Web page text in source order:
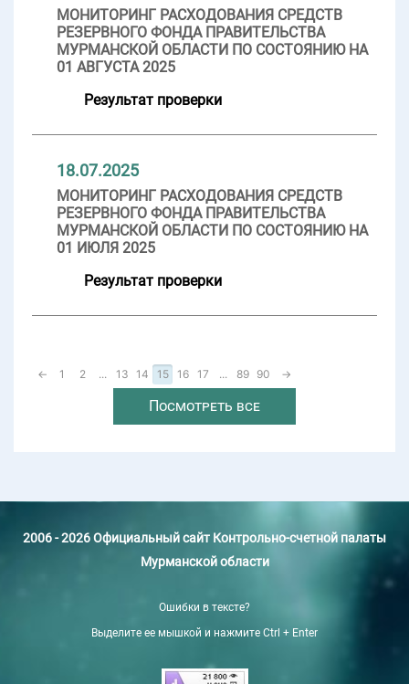
МОНИТОРИНГ РАСХОДОВАНИЯ СРЕДСТВ
РЕЗЕРВНОГО ФОНДА ПРАВИТЕЛЬСТВА
МУРМАНСКОЙ ОБЛАСТИ ПО СОСТОЯНИЮ НА
01 АВГУСТА 2025
Результат проверки
18.07.2025
МОНИТОРИНГ РАСХОДОВАНИЯ СРЕДСТВ
РЕЗЕРВНОГО ФОНДА ПРАВИТЕЛЬСТВА
МУРМАНСКОЙ ОБЛАСТИ ПО СОСТОЯНИЮ НА
01 ИЮЛЯ 2025
Результат проверки
← 1 2 ... 13 14 15 16 17 ... 89 90 →
Посмотреть все
2006 - 2026 Официальный сайт Контрольно-счетной палаты
Мурманской области
Ошибки в тексте?
Выделите ее мышкой и нажмите Ctrl + Enter